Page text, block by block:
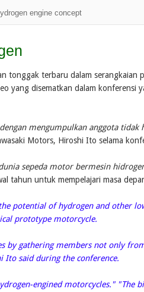
engine concept
tonggak terbaru dalam serangkaian
yang disematkan dalam konferensi
mengumpulkan anggota tidak
Motors, Hiroshi Ito selama
sepeda motor bermesin
tahun untuk mempelajari masa
potential of hydrogen and other
prototype motorcycle.
by gathering members not only
Ito said during the conference.
engined motorcycles." "The